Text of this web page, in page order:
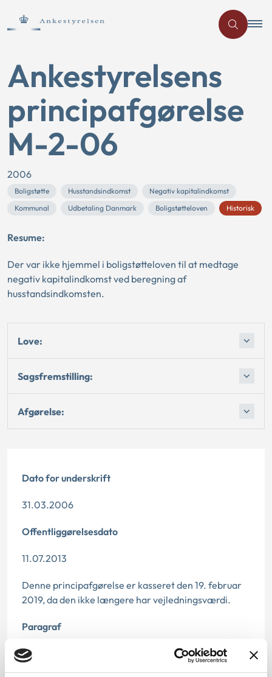
Ankestyrelsens
principafgørelse
M-2-06
2006
Boligstøtte Husstandsindkomst
Negativ kapitalindkomst
Kommunal
Udbetaling Danmark Boligstøtteloven Historisk
Resume:
Der var ikke hjemmel i boligstøtteloven til at medtage
negativ kapitalindkomst ved beregning af
husstandsindkomsten.
Love:
Sagsfremstilling:
Afgørelse:
Dato for underskrift
31.03.2006
Offentliggørelsesdato
11.07.2013
Denne principafgørelse er kasseret den 19. februar
2019, da den ikke længere har vejledningsværdi.
Paragraf
§ 8